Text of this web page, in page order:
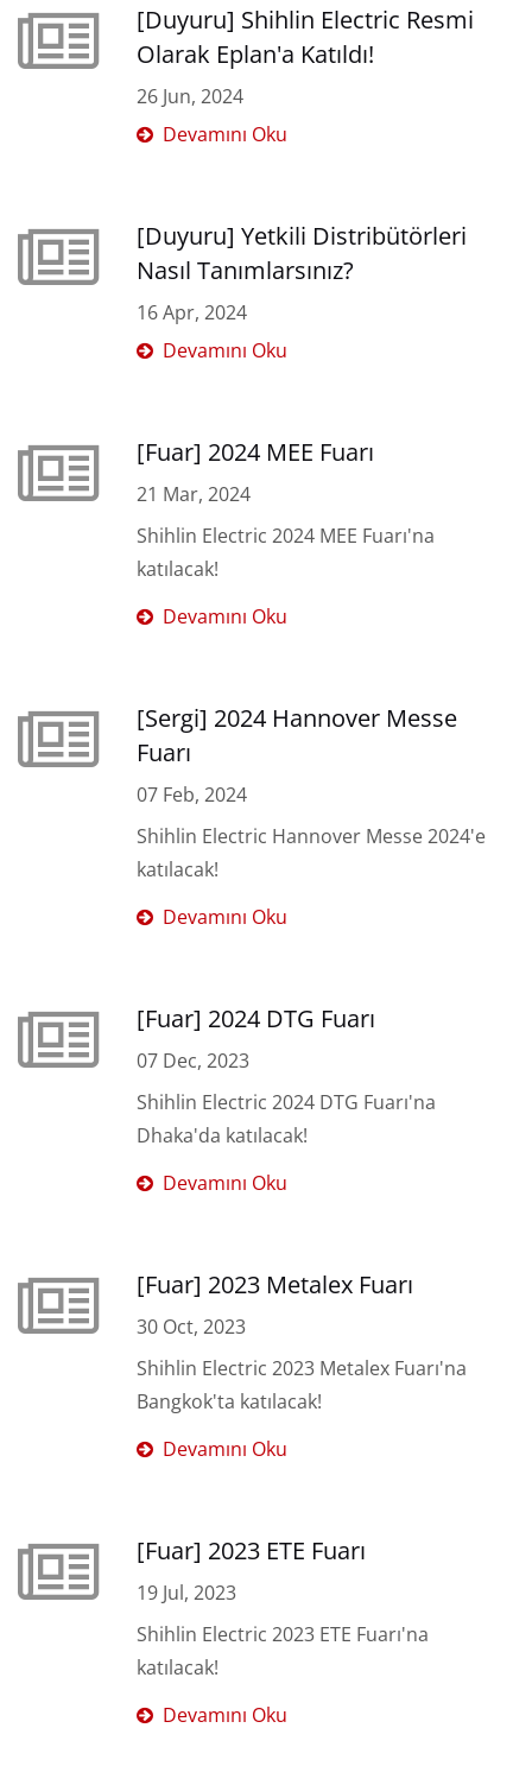
[Duyuru] Shihlin Electric Resmi
Olarak Eplan'a Katıldı!
26 Jun, 2024
Devamını Oku
[Duyuru] Yetkili Distribütörleri
Nasıl Tanımlarsınız?
16 Apr, 2024
Devamını Oku
[Fuar] 2024 MEE Fuarı
21 Mar, 2024
Shihlin Electric 2024 MEE Fuarı'na
katılacak!
Devamını Oku
[Sergi] 2024 Hannover Messe
Fuarı
07 Feb, 2024
Shihlin Electric Hannover Messe 2024'e
katılacak!
Devamını Oku
[Fuar] 2024 DTG Fuarı
07 Dec, 2023
Shihlin Electric 2024 DTG Fuarı'na
Dhaka'da katılacak!
Devamını Oku
[Fuar] 2023 Metalex Fuarı
30 Oct, 2023
Shihlin Electric 2023 Metalex Fuarı'na
Bangkok'ta katılacak!
Devamını Oku
[Fuar] 2023 ETE Fuarı
19 Jul, 2023
Shihlin Electric 2023 ETE Fuarı'na
katılacak!
Devamını Oku